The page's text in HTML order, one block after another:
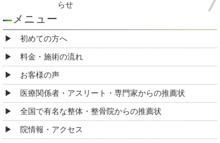
らせ
メニュー
初めての方へ
料金・施術の流れ
お客様の声
医療関係者・アスリート・専門家からの推薦状
全国で有名な整体・整骨院からの推薦状
院情報・アクセス